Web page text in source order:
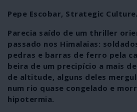
Pepe Escobar, Strategic
Parecia saído de um thriller
passado nos Himalaias:
pedras e barras de ferro pela
beira de um precipício a mais
de altitude, alguns deles
num rio quase congelado e
hipotermia.